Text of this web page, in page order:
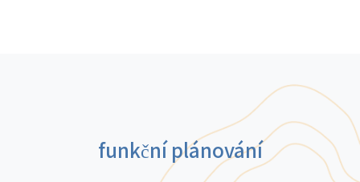
funkční plánování